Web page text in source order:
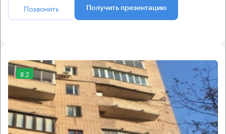
Позвонить Получить презентацию
8.2